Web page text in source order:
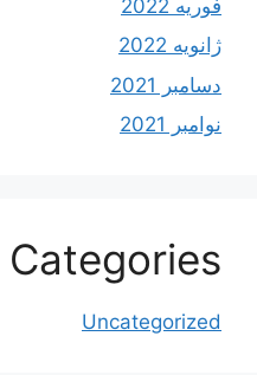
فوریه 2022
ژانویه 2022
دسامبر 2021
نوامبر 2021
Categories
Uncategorized